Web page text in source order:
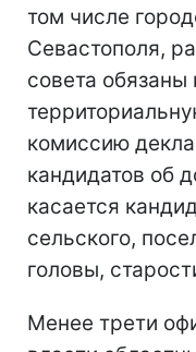
том числе
Севастополя,
совета обязаны
комиссию
кандидатов об
касается
сельского,
головы,
Менее трети